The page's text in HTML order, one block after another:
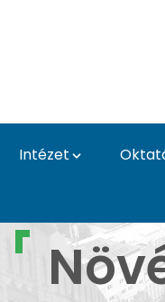
Intézet
és